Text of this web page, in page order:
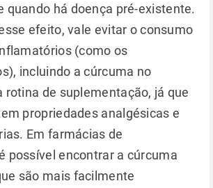
quando há doença pré-existente.
efeito, vale evitar o consumo
(como os
incluindo a cúrcuma no
rotina de suplementação, já que
propriedades analgésicas e
Em farmácias de
possível encontrar a cúrcuma
são mais facilmente